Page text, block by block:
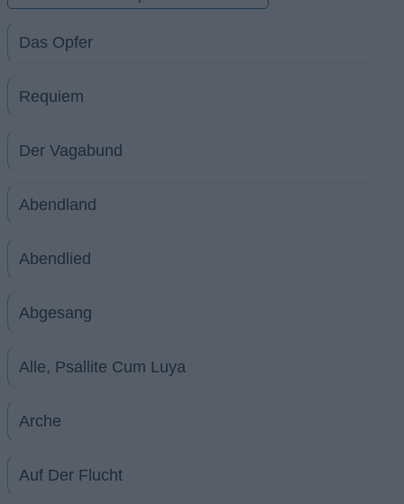
Das Opfer
Requiem
Der Vagabund
Abendland
Abendlied
Abgesang
Alle, Psallite Cum Luya
Arche
Auf Der Flucht